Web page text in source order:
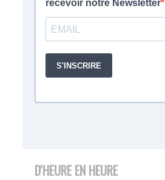
D'HEURE EN HEURE